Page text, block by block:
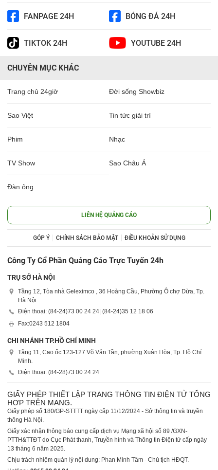
FANPAGE 24H BÓNG ĐÁ 24H
TIKTOK 24H YOUTUBE 24H
CHUYÊN MỤC KHÁC
Trang chủ 24giờ Đời sống Showbiz
Sao Việt Tin tức giải trí
Phim Nhạc
TV Show Sao Châu Á
Đàn ông
LIÊN HỆ QUẢNG CÁO
GÓP Ý CHÍNH SÁCH BẢO MẬT ĐIỀU KHOẢN SỬ DỤNG
Công Ty Cổ Phần Quảng Cáo Trực Tuyến 24h
TRỤ SỞ HÀ NỘI
Tầng 12, Tòa nhà Geleximco , 36 Hoàng Cầu, Phường Ô chợ Dừa, Tp.
Hà Nội
Điện thoại: (84-24)73 00 24 24 | (84-24)35 12 18 06
Fax:0243 512 1804
CHI NHÁNH TP.HỒ CHÍ MINH
Tầng 11, Cao ốc 123-127 Võ Văn Tần, phường Xuân Hòa, Tp. Hồ Chí
Minh.
Điện thoại: (84-28)73 00 24 24
GIẤY PHÉP THIẾT LẬP TRANG THÔNG TIN ĐIỆN TỬ TỔNG
HỢP TRÊN MẠNG.
Giấy phép số 180/GP-STTTT ngày cấp 11/12/2024 - Sở thông tin và truyền
thông Hà Nội.
Giấy xác nhận thông báo cung cấp dịch vụ Mạng xã hội số 89 /GXN-
PTTH&TTĐT do Cục Phát thanh, Truyền hình và Thông tin Điện tử cấp ngày
13 tháng 6 năm 2025.
Chịu trách nhiệm quản lý nội dung: Phan Minh Tâm - Chủ tịch HĐQT.